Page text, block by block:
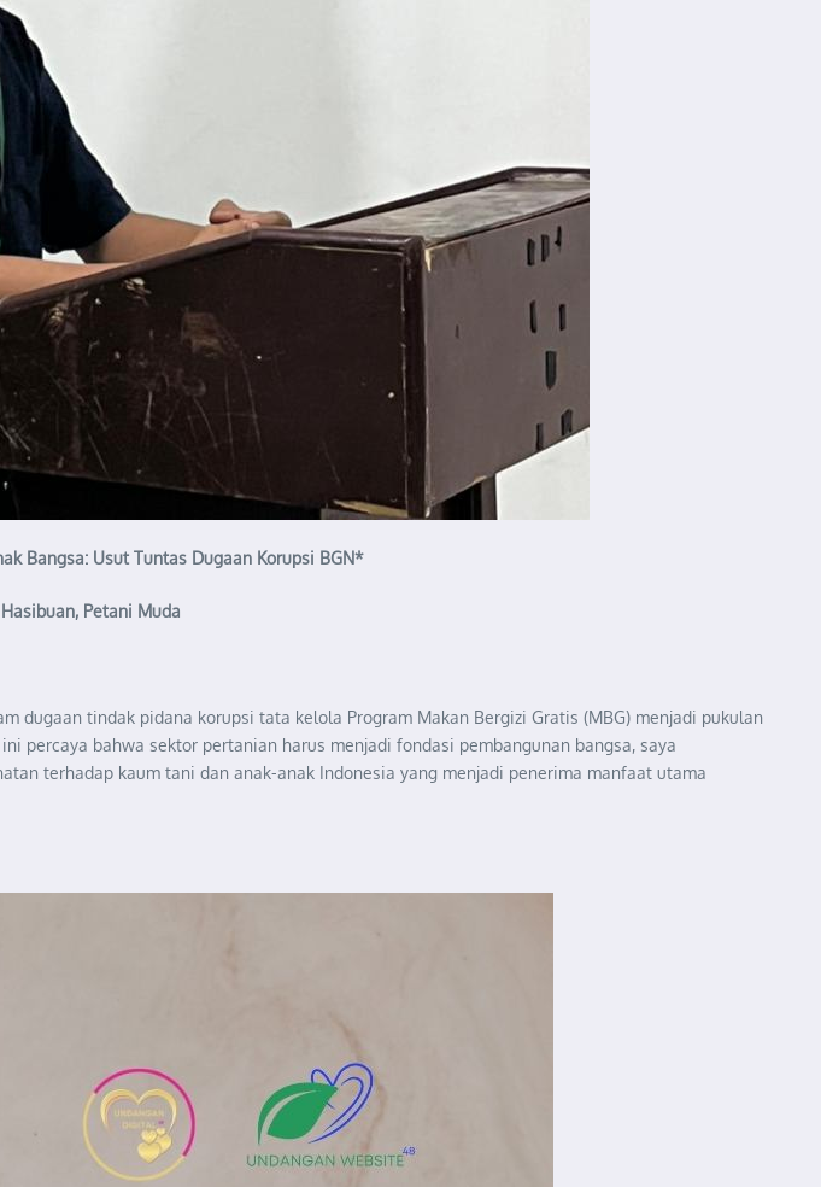
Bangsa: Usut Tuntas Dugaan Korupsi BGN*
Petani Muda
dugaan tindak pidana korupsi tata kelola Program Makan Bergizi Gratis (MBG) menjadi pukulan
percaya bahwa sektor pertanian harus menjadi fondasi pembangunan bangsa, saya
terhadap kaum tani dan anak-anak Indonesia yang menjadi penerima manfaat utama